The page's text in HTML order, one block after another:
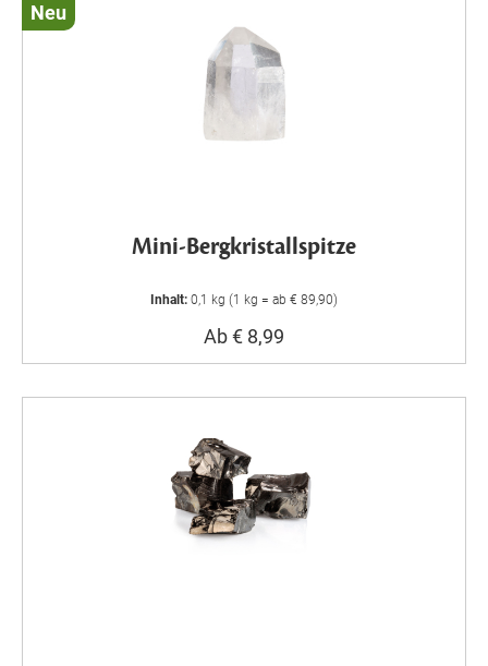
Neu
Mini-Bergkristallspitze
Inhalt: 0,1 kg (1 kg = ab € 89,90)
Ab € 8,99